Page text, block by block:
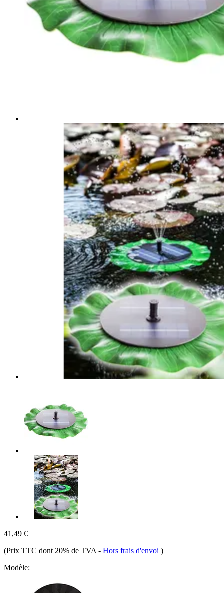
41,49 €
(Prix TTC dont 20% de TVA - Hors frais d'envoi )
Modèle: